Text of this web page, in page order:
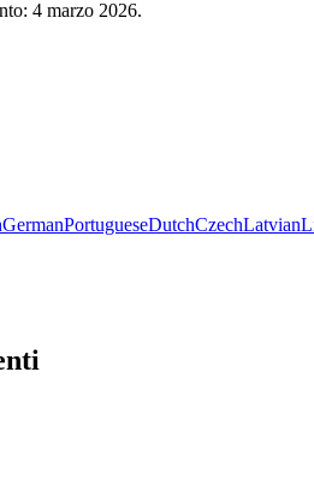
4 marzo 2026.
GermanPortugueseDutchCzechLatvian